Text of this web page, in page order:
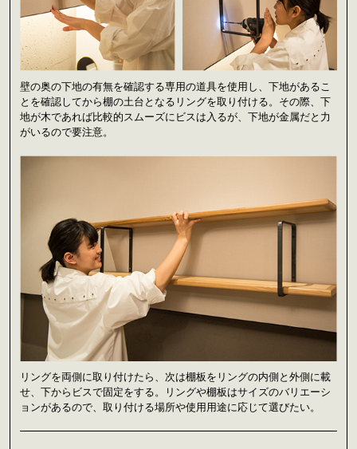
壁の奥の下地の有無を確認する専用の道具を使用し、下地があるこ
とを確認してから棚の土台となるリングを取り付ける。その際、下
地が木であれば比較的スムーズにビスは入るが、下地が金属だと力
がいるので要注意。
リングを両側に取り付けたら、次は棚板をリングの内側と外側に載
せ、下からビスで固定をする。リングや棚板はサイズのバリエーシ
ョンがあるので、取り付ける場所や使用用途に応じて選びたい。